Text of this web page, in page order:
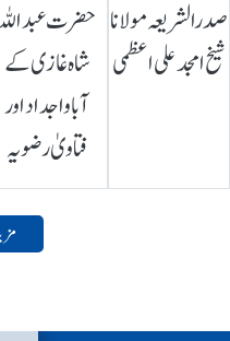
صدرالشریعہ مولانا
شیخ امجد علی اعظمی
حضرت
شاہ غازی کے
آباواجداد اور
فتاویٰ رضویہ